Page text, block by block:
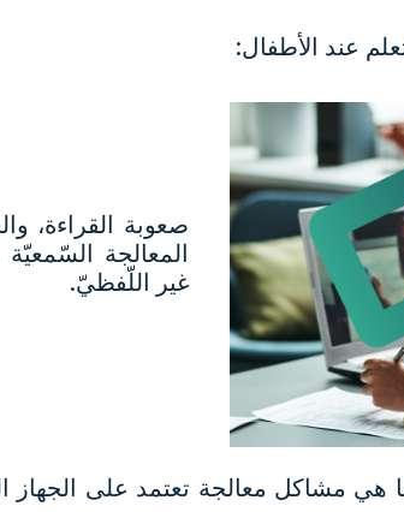
عند الأطفال:
صعوبة القراءة،
المعالجة
غير اللّفظيّ.
هي مشاكل معالجة تعتمد على